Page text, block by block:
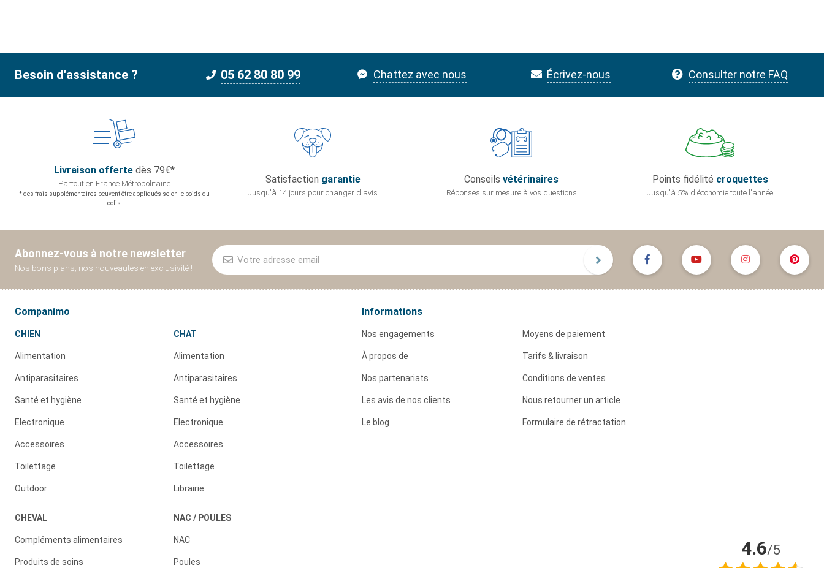
Besoin d'assistance ? 05 62 80 80 99 Chattez avec nous Écrivez-nous Consulter notre FAQ
Livraison offertedès 79€*
Partout en France Métropolitaine
* des frais supplémentaires peuvent être appliqués selon le poids du
colis
Satisfaction garantie
Jusqu'à 14 jours pour changer d'avis
Conseils vétérinaires
Réponses sur mesure à vos questions
Points fidélité croquettes
Jusqu'à 5% d'économie toute l'année
Abonnez-vous à notre newsletter
Nos bons plans, nos nouveautés en exclusivité !
Companimo
CHIEN
Alimentation
Antiparasitaires
Santé et hygiène
Electronique
Accessoires
Toilettage
Outdoor
CHEVAL
Compléments alimentaires
Produits de soins
CHAT
Alimentation
Antiparasitaires
Santé et hygiène
Electronique
Accessoires
Toilettage
Librairie
NAC / POULES
NAC
Poules
Informations
Nos engagements
À propos de
Nos partenariats
Les avis de nos clients
Le blog
Moyens de paiement
Tarifs & livraison
Conditions de ventes
Nous retourner un article
Formulaire de rétractation
4.6/5